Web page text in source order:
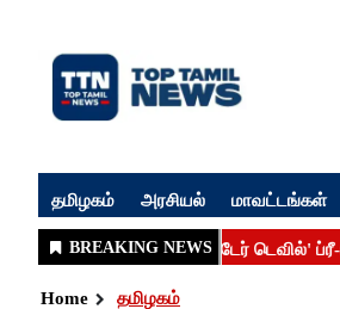
தமிழகம் அரசியல் மாவட்டங்கள்
Home தமிழகம்